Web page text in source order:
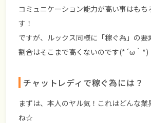
コミュニケーション能力が高い事はもち
す！
ですが、ルックス同様に 「稼ぐ為」 の要
割合はそこまで高くないのです(*´ω｀*)
チャットレディで稼ぐ為には？
まずは、本人のヤル気！これはどんな業
ね☆